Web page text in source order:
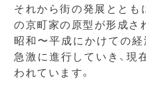
それから街の発展ととも
の京町家の原型が形成さ
昭和〜平成にかけての
急激に進行していき、現
われています。